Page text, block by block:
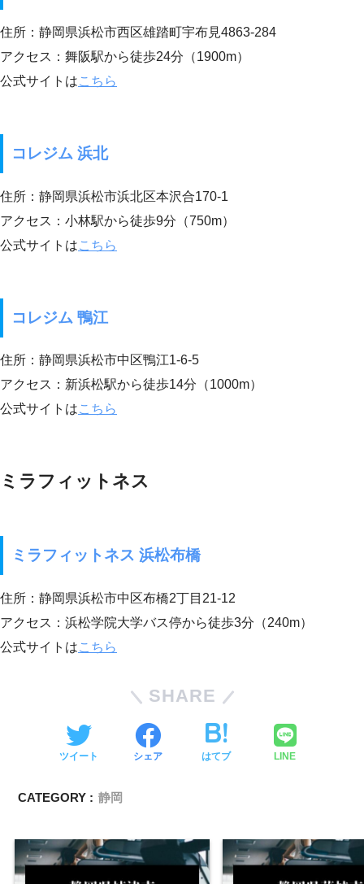
住所：静岡県浜松市西区雄踏町宇布見4863-284
アクセス：舞阪駅から徒歩24分（1900m）
公式サイトはこちら
コレジム 浜北
住所：静岡県浜松市浜北区本沢合170-1
アクセス：小林駅から徒歩9分（750m）
公式サイトはこちら
コレジム 鴨江
住所：静岡県浜松市中区鴨江1-6-5
アクセス：新浜松駅から徒歩14分（1000m）
公式サイトはこちら
ミラフィットネス
ミラフィットネス 浜松布橋
住所：静岡県浜松市中区布橋2丁目21-12
アクセス：浜松学院大学バス停から徒歩3分（240m）
公式サイトはこちら
SHARE
ツイート シェア はてブ LINE
CATEGORY : 静岡